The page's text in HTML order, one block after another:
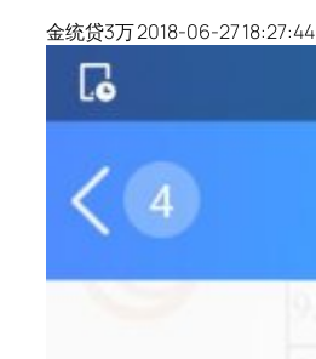
金统贷3万 2018-06-27 18:27:44